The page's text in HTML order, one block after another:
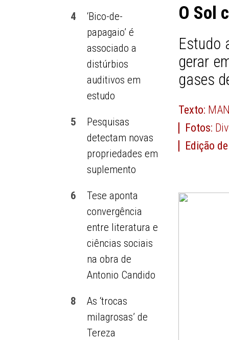
4
‘Bico-de-
papagaio’ é
associado a
distúrbios
auditivos em
estudo
5
Pesquisas
detectam novas
propriedades em
suplemento
6
Tese aponta
convergência
entre literatura e
ciências sociais
na obra de
Antonio Candido
8
As ‘trocas
milagrosas’ de
Tereza
O Sol
Estudo
gerar
gases
Texto:
Fotos:
Edição